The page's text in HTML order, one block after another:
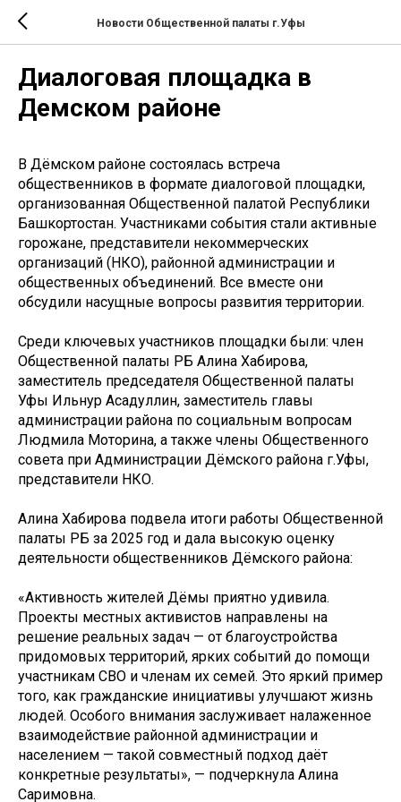
Новости Общественной палаты г.Уфы
Диалоговая площадка в
Демском районе
В Дёмском районе состоялась встреча
общественников в формате диалоговой площадки,
организованная Общественной палатой Республики
Башкортостан. Участниками события стали активные
горожане, представители некоммерческих
организаций (НКО), районной администрации и
общественных объединений. Все вместе они
обсудили насущные вопросы развития территории.
Среди ключевых участников площадки были: член
Общественной палаты РБ Алина Хабирова,
заместитель председателя Общественной палаты
Уфы Ильнур Асадуллин, заместитель главы
администрации района по социальным вопросам
Людмила Моторина, а также члены Общественного
совета при Администрации Дёмского района г.Уфы,
представители НКО.
Алина Хабирова подвела итоги работы Общественной
палаты РБ за 2025 год и дала высокую оценку
деятельности общественников Дёмского района:
«Активность жителей Дёмы приятно удивила.
Проекты местных активистов направлены на
решение реальных задач — от благоустройства
придомовых территорий, ярких событий до помощи
участникам СВО и членам их семей. Это яркий пример
того, как гражданские инициативы улучшают жизнь
людей. Особого внимания заслуживает налаженное
взаимодействие районной администрации и
населением — такой совместный подход даёт
конкретные результаты», — подчеркнула Алина
Саримовна.